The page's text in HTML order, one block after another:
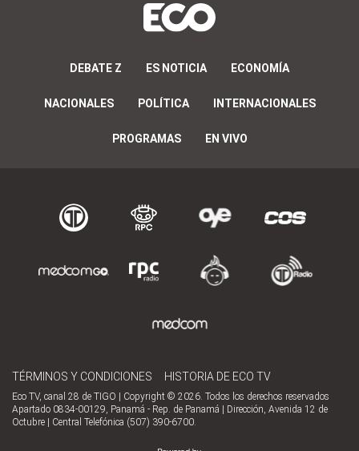
DEBATE Z ES NOTICIA ECONOMÍA
NACIONALES POLÍTICA INTERNACIONALES
PROGRAMAS EN VIVO
TÉRMINOS Y CONDICIONES HISTORIA DE ECO TV
Eco TV, canal 28 de TIGO | Copyright © 2026. Todos los derechos reservados
Apartado 0834-00129, Panamá - Rep. de Panamá | Dirección, Avenida 12 de
Octubre | Central Telefónica (507) 390-6700.